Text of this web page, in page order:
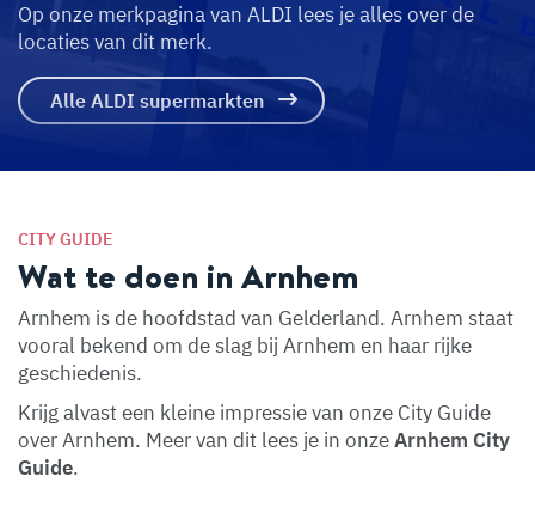
Op onze merkpagina van ALDI lees je alles over de
locaties van dit merk.
Alle ALDI supermarkten
CITY GUIDE
Wat te doen in Arnhem
Arnhem is de hoofdstad van Gelderland. Arnhem staat
vooral bekend om de slag bij Arnhem en haar rijke
geschiedenis.
Krijg alvast een kleine impressie van onze City Guide
over Arnhem. Meer van dit lees je in onzeArnhem City
Guide.